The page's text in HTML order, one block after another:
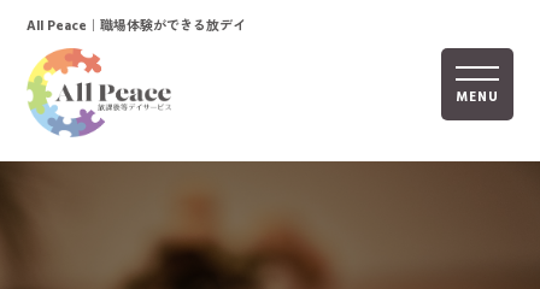
MENU
ホーム
All Peace ｜職場体験ができる放デイ